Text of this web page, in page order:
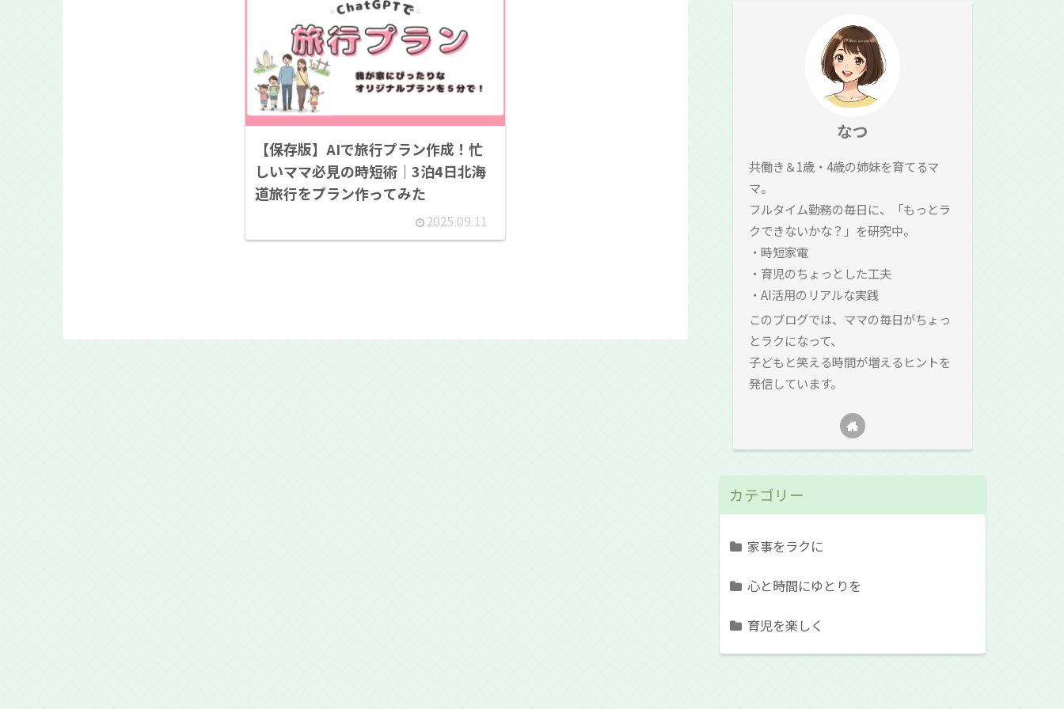
【保存版】AIで旅行プラン作成！忙
しいママ必見の時短術｜3泊4日北海
道旅行をプラン作ってみた
2025.09.11
なつ
共働き＆1歳・4歳の姉妹を育てるマ
マ。
フルタイム勤務の毎日に、「もっとラ
クできないかな？」を研究中。
・時短家電
・育児のちょっとした工夫
・AI活用のリアルな実践
このブログでは、ママの毎日がちょっ
とラクになって、
子どもと笑える時間が増えるヒントを
発信しています。
カテゴリー
家事をラクに
心と時間にゆとりを
育児を楽しく